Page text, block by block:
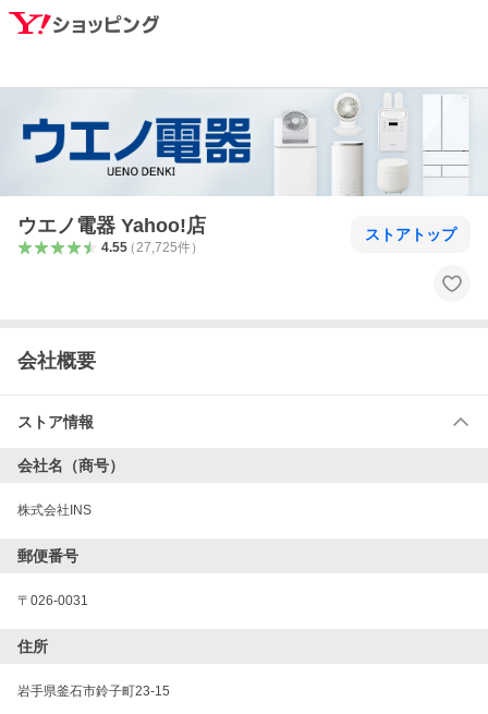
ウエノ電器 Yahoo!店
4.55（27,725件）
ストアトップ
会社概要
ストア情報
会社名（商号）
株式会社INS
郵便番号
〒 026-0031
住所
岩手県釜石市鈴子町23-15